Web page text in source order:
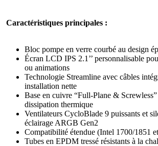
Caractéristiques principales :
Bloc pompe en verre courbé au design
Écran LCD IPS 2.1’’ personnalisable
ou animations
Technologie Streamline avec câbles
installation nette
Base en cuivre “Full-Plane &
dissipation thermique
Ventilateurs CycloBlade 9 puissants et
éclairage ARGB Gen2
Compatibilité étendue (Intel 1700/1851
Tubes en EPDM tressé résistants à la